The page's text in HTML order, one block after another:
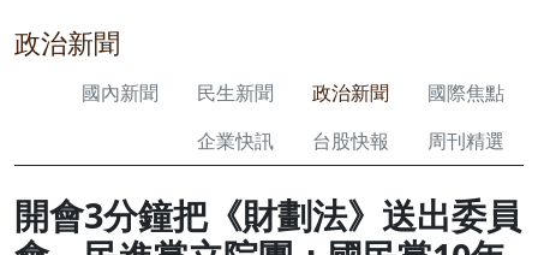
政治新聞
國內新聞 民生新聞 政治新聞
國際焦點
企業快訊
台股快報 周刊精選
開會3分鐘把《財劃法》送出委員